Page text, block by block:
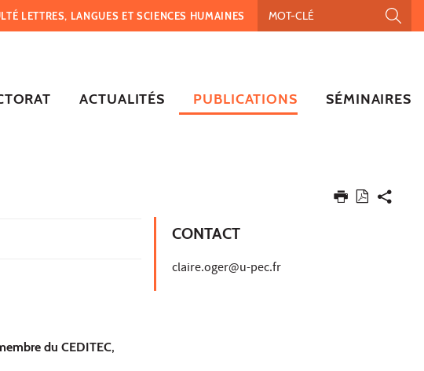
LETTRES, LANGUES ET SCIENCES HUMAINES
ACTUALITÉS PUBLICATIONS SÉMINAIRES
du CEDITEC,
CONTACT
claire.oger@u-pec.fr